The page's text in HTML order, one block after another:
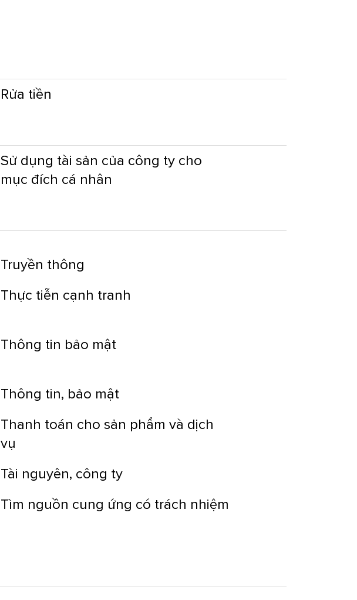
Rửa tiền
Sử dụng tài sản của công ty cho
mục đích cá nhân
Truyền thông
Thực tiễn cạnh tranh
Thông tin bảo mật
Thông tin, bảo mật
Thanh toán cho sản phẩm và dịch
vụ
Tài nguyên, công ty
Tìm nguồn cung ứng có trách nhiệm